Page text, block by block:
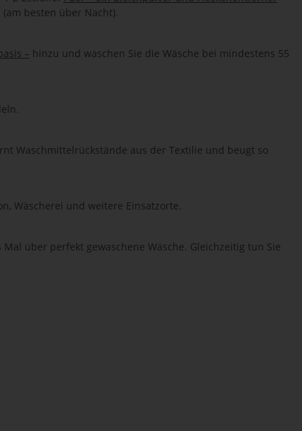
besten über Nacht).
– hinzu und waschen Sie die Wäsche bei mindestens 55
Waschmittelrückstände aus der Textilie und beugt so
Wäscherei und weitere Einsatzorte.
über perfekt gewaschene Wäsche. Gleichzeitig tun Sie